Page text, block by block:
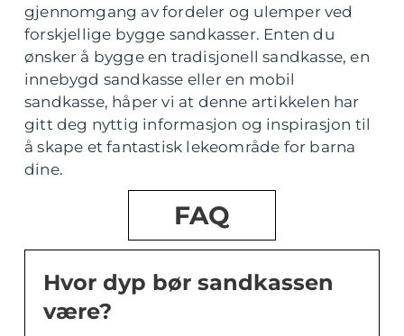
gjennomgang av fordeler og ulemper ved
forskjellige bygge sandkasser. Enten du
ønsker å bygge en tradisjonell sandkasse, en
innebygd sandkasse eller en mobil
sandkasse, håper vi at denne artikkelen har
gitt deg nyttig informasjon og inspirasjon til
å skape et fantastisk lekeområde for barna
dine.
FAQ
Hvor dyp bør sandkassen
være?